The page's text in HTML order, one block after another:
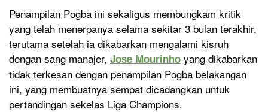
Penampilan Pogba ini sekaligus membungkam kritik
yang telah menerpanya selama sekitar 3 bulan terakhir,
terutama setelah ia dikabarkan mengalami kisruh
dengan sang manajer, Jose Mourinho yang dikabarkan
tidak terkesan dengan penampilan Pogba belakangan
ini, yang membuatnya sempat dicadangkan untuk
pertandingan sekelas Liga Champions.